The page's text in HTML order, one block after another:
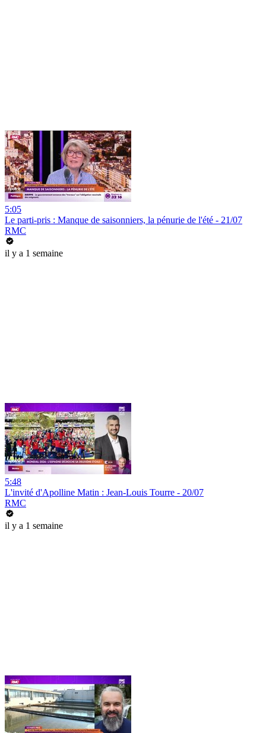
5:05
Le parti-pris : Manque de saisonniers, la pénurie de l'été - 21/07
RMC
il y a 1 semaine
5:48
L'invité d'Apolline Matin : Jean-Louis Tourre - 20/07
RMC
il y a 1 semaine